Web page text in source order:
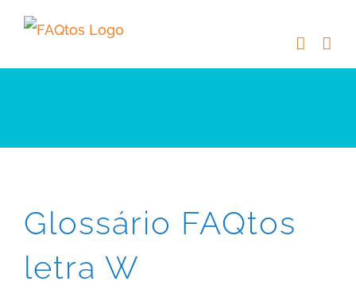
Skip
content
Glossário FAQtos
letra W